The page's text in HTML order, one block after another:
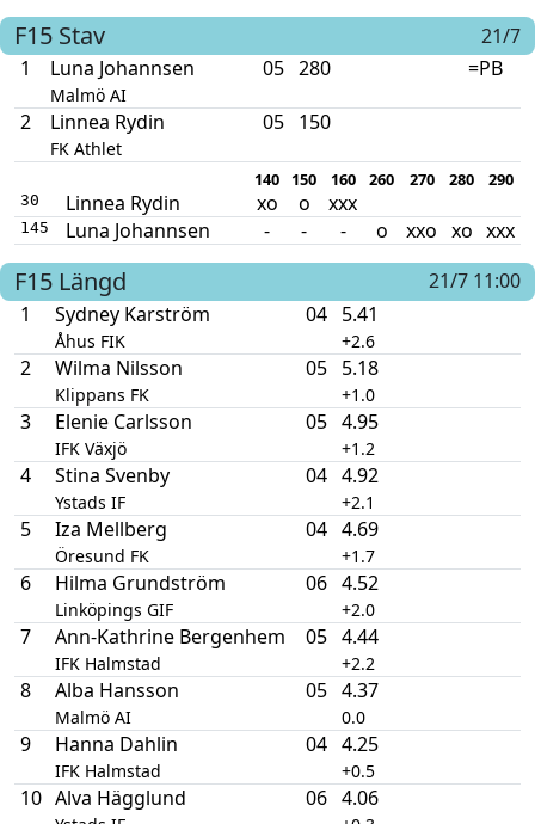
F15 Stav
21/7
1
Luna Johannsen
Malmö AI
05 280 =PB
2 Linnea Rydin
FK Athlet
05 150
140 150 160 260 270 280 290
30 Linnea Rydin xo o xxx
145 Luna Johannsen - - - o xxo xo xxx
F15 Längd
21/7 11:00
1
Sydney Karström
Åhus FIK
04 5.41
+2.6
2 Wilma Nilsson
Klippans FK
05 5.18
+1.0
3 Elenie Carlsson
IFK Växjö
05 4.95
+1.2
4 Stina Svenby
Ystads IF
04 4.92
+2.1
5 Iza Mellberg
Öresund FK
04 4.69
+1.7
6 Hilma Grundström
Linköpings GIF
06 4.52
+2.0
7 Ann-Kathrine Bergenhem
IFK Halmstad
05 4.44
+2.2
8 Alba Hansson
Malmö AI
05 4.37
0.0
9 Hanna Dahlin
IFK Halmstad
04 4.25
+0.5
10 Alva Hägglund 06 4.06